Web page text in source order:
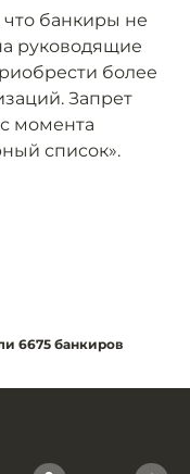
что банкиры не
руководящие
более
Запрет
момента
список».
6675 банкиров